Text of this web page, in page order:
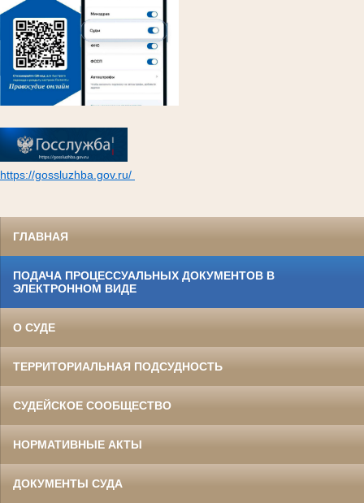
https://gossluzhba.gov.ru/
ГЛАВНАЯ
ПОДАЧА ПРОЦЕССУАЛЬНЫХ ДОКУМЕНТОВ В
ЭЛЕКТРОННОМ ВИДЕ
О СУДЕ
ТЕРРИТОРИАЛЬНАЯ ПОДСУДНОСТЬ
СУДЕЙСКОЕ СООБЩЕСТВО
НОРМАТИВНЫЕ АКТЫ
ДОКУМЕНТЫ СУДА